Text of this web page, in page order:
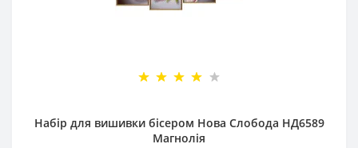
Набір для вишивки бісером Нова Слобода НД6589
Магнолія